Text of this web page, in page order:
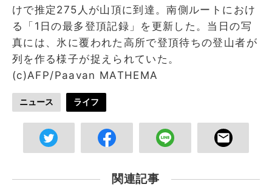
けで推定275人が山頂に到達。南側ルートにおけ
る「1日の最多登頂記録」を更新した。当日の写
真には、氷に覆われた高所で登頂待ちの登山者が
列を作る様子が捉えられていた。
(c)AFP/Paavan MATHEMA
ニュース ライフ
関連記事